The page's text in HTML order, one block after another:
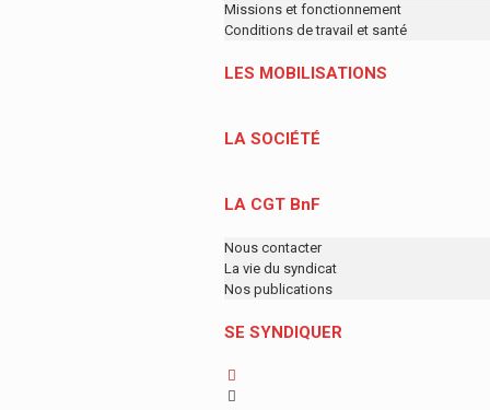
Missions et fonctionnement
Conditions de travail et santé
LES MOBILISATIONS
LA SOCIÉTÉ
LA CGT BnF
Nous contacter
La vie du syndicat
Nos publications
SE SYNDIQUER